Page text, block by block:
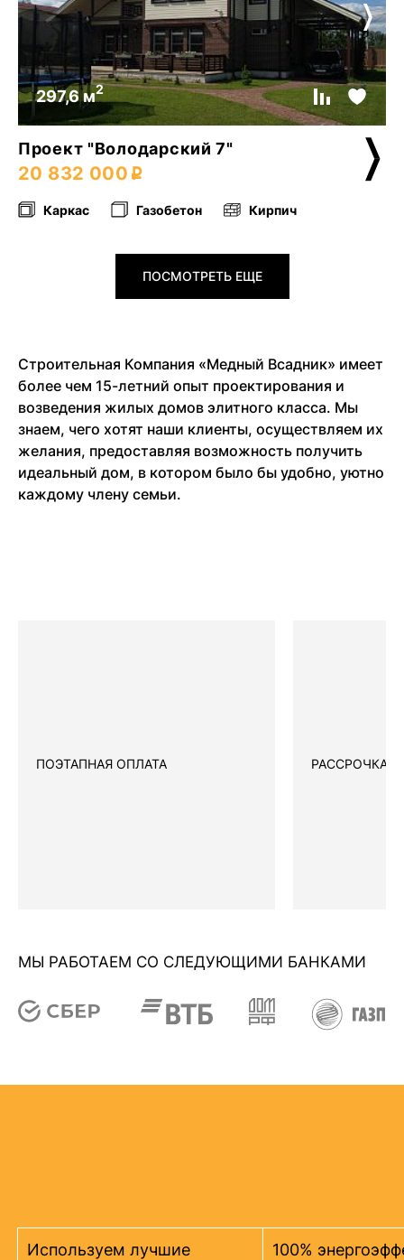
297,6 м2
Проект "Володарский 7"
20 832 000
Каркас Газобетон Кирпич
ПОСМОТРЕТЬ ЕЩЕ
Строительная Компания «Медный Всадник» имеет
более чем 15-летний опыт проектирования и
возведения жилых домов элитного класса. Мы
знаем, чего хотят наши клиенты, осуществляем их
желания, предоставляя возможность получить
идеальный дом, в котором было бы удобно, уютно
каждому члену семьи.
ПОЭТАПНАЯ ОПЛАТА РАССРОЧКА
МЫ РАБОТАЕМ СО СЛЕДУЮЩИМИ БАНКАМИ
Используем лучшие
100%